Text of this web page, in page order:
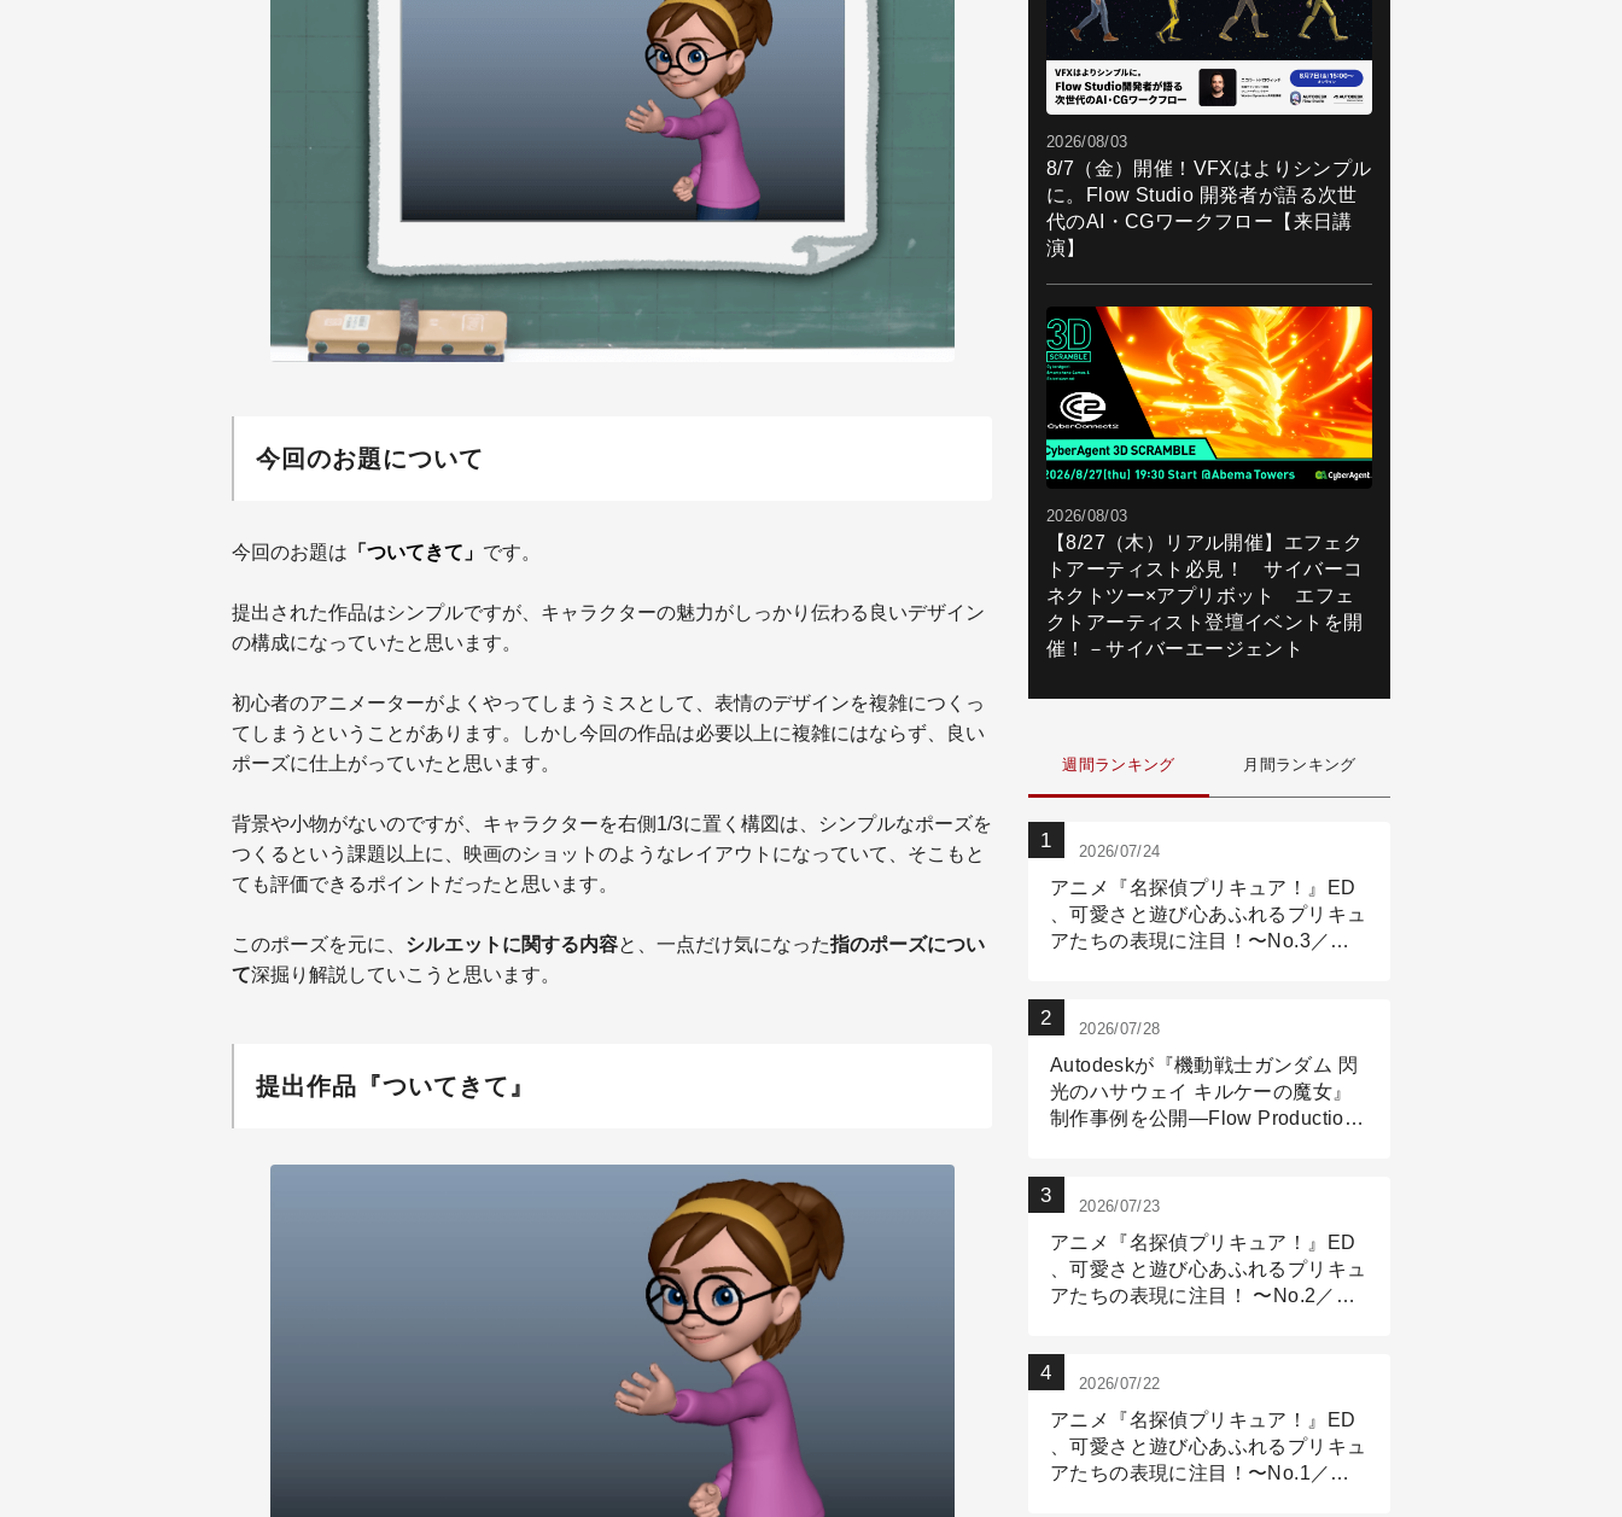
今回のお題について
今回のお題は 「ついてきて」 です。
提出された作品はシンプルですが、キャラクターの魅力がしっかり伝わる良いデザイン
の構成になっていたと思います。
初心者のアニメーターがよくやってしまうミスとして、表情のデザインを複雑につくっ
てしまうということがあります。しかし今回の作品は必要以上に複雑にはならず、良い
ポーズに仕上がっていたと思います。
背景や小物がないのですが、キャラクターを右側1/3に置く構図は、シンプルなポーズを
つくるという課題以上に、映画のショットのようなレイアウトになっていて、そこもと
ても評価できるポイントだったと思います。
このポーズを元に、 シルエットに関する内容と、一点だけ気になった指のポーズについ
て深掘り解説していこうと思います。
提出作品『ついてきて』
2026/08/03
8/7（金）開催！VFXはよりシンプル
に。Flow Studio 開発者が語る次世
代のAI・CGワークフロー【来日講
演】
2026/08/03
【8/27（木）リアル開催】エフェク
トアーティスト必見！ サイバーコ
ネクトツー×アプリボット エフェ
クトアーティスト登壇イベントを開
催！－サイバーエージェント
週間ランキング 月間ランキング
2026/07/24
アニメ『名探偵プリキュア！』ED
、可愛さと遊び心あふれるプリキュ
アたちの表現に注目！〜No.3／ア
2026/07/28
Autodeskが『機動戦士ガンダム 閃
光のハサウェイ キルケーの魔女』
制作事例を公開―Flow Production
2026/07/23
アニメ『名探偵プリキュア！』ED
、可愛さと遊び心あふれるプリキュ
アたちの表現に注目！ 〜No.2／モ
2026/07/22
アニメ『名探偵プリキュア！』ED
、可愛さと遊び心あふれるプリキュ
アたちの表現に注目！〜No.1／演